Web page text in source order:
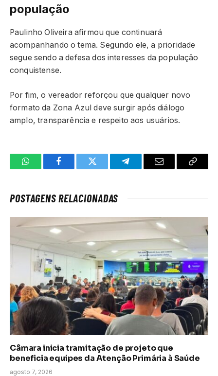
população
Paulinho Oliveira afirmou que continuará
acompanhando o tema. Segundo ele, a prioridade
segue sendo a defesa dos interesses da população
conquistense.
Por fim, o vereador reforçou que qualquer novo
formato da Zona Azul deve surgir após diálogo
amplo, transparência e respeito aos usuários.
WhatsAppFacebookTwitter TelegramaE-
Copiar
POSTAGENS RELACIONADAS
Câmara inicia tramitação de projeto que
beneficia equipes da Atenção Primária à Saúde
agosto 7, 2026